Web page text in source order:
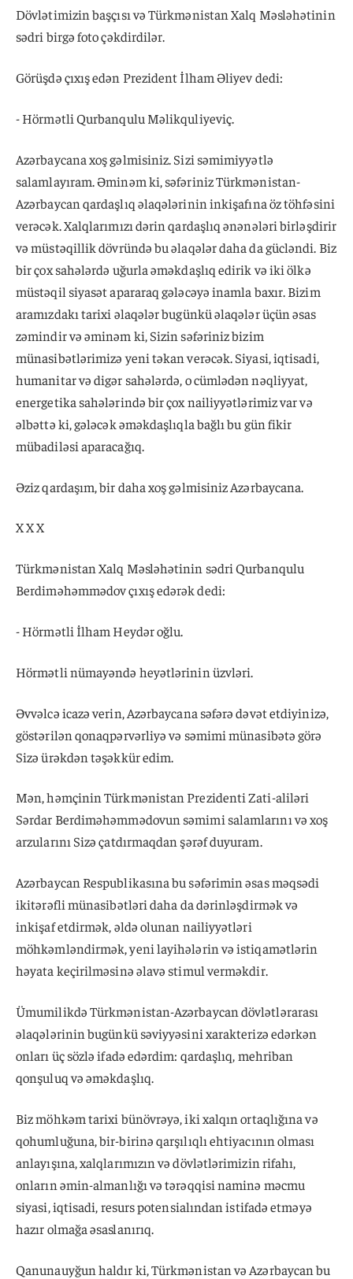
Dövlətimizin başçısı və Türkmənistan Xalq Məsləhətinin
sədri birgə foto çəkdirdilər.
Görüşdə çıxış edən Prezident İlham Əliyev dedi:
- Hörmətli Qurbanqulu Məlikquliyeviç.
Azərbaycana xoş gəlmisiniz. Sizi səmimiyyətlə
salamlayıram. Əminəm ki, səfəriniz Türkmənistan-
Azərbaycan qardaşlıq əlaqələrinin inkişafına öz töhfəsini
verəcək. Xalqlarımızı dərin qardaşlıq ənənələri birləşdirir
və müstəqillik dövründə bu əlaqələr daha da gücləndi. Biz
bir çox sahələrdə uğurla əməkdaşlıq edirik və iki ölkə
müstəqil siyasət apararaq gələcəyə inamla baxır. Bizim
aramızdakı tarixi əlaqələr bugünkü əlaqələr üçün əsas
zəmindir və əminəm ki, Sizin səfəriniz bizim
münasibətlərimizə yeni təkan verəcək. Siyasi, iqtisadi,
humanitar və digər sahələrdə, o cümlədən nəqliyyat,
energetika sahələrində bir çox nailiyyətlərimiz var və
əlbəttə ki, gələcək əməkdaşlıqla bağlı bu gün fikir
mübadiləsi aparacağıq.
Əziz qardaşım, bir daha xoş gəlmisiniz Azərbaycana.
X X X
Türkmənistan Xalq Məsləhətinin sədri Qurbanqulu
Berdiməhəmmədov çıxış edərək dedi:
- Hörmətli İlham Heydər oğlu.
Hörmətli nümayəndə heyətlərinin üzvləri.
Əvvəlcə icazə verin, Azərbaycana səfərə dəvət etdiyinizə,
göstərilən qonaqpərvərliyə və səmimi münasibətə görə
Sizə ürəkdən təşəkkür edim.
Mən, həmçinin Türkmənistan Prezidenti Zati-aliləri
Sərdar Berdiməhəmmədovun səmimi salamlarını və xoş
arzularını Sizə çatdırmaqdan şərəf duyuram.
Azərbaycan Respublikasına bu səfərimin əsas məqsədi
ikitərəfli münasibətləri daha da dərinləşdirmək və
inkişaf etdirmək, əldə olunan nailiyyətləri
möhkəmləndirmək, yeni layihələrin və istiqamətlərin
həyata keçirilməsinə əlavə stimul verməkdir.
Ümumilikdə Türkmənistan-Azərbaycan dövlətlərarası
əlaqələrinin bugünkü səviyyəsini xarakterizə edərkən
onları üç sözlə ifadə edərdim: qardaşlıq, mehriban
qonşuluq və əməkdaşlıq.
Biz möhkəm tarixi bünövrəyə, iki xalqın ortaqlığına və
qohumluğuna, bir-birinə qarşılıqlı ehtiyacının olması
anlayışına, xalqlarımızın və dövlətlərimizin rifahı,
onların əmin-almanlığı və tərəqqisi naminə məcmu
siyasi, iqtisadi, resurs potensialından istifadə etməyə
hazır olmağa əsaslanırıq.
Qanunauyğun haldır ki, Türkmənistan və Azərbaycan bu